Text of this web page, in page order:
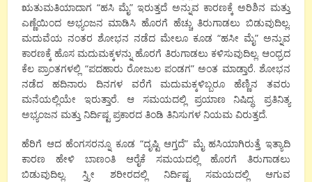
ಋತುಮತಿಯಾದಾಗ “ಹಸಿ ಮೈ” ಇರುತ್ತದೆ ಅನ್ನುವ ಕಾರಣಕ್ಕೆ ಅರಿಶಿನ ಮತ್ತು
ಎಣ್ಣೆಯಿಂದ ಅಭ್ಯಂಜನ ಮಾಡಿಸಿ ಹೊರಗೆ ಹೆಚ್ಚು ತಿರುಗಾಡಲು ಬಿಡುವುದಿಲ್ಲ.
ಮದುವೆಯ ನಂತರ ಶೋಭನ ನಡೆದ ಮೇಲೂ ಕೂಡ “ಹಸೀ ಮೈ” ಅನ್ನುವ
ಕಾರಣಕ್ಕೆ ಹೊಸ ಮದುಮಕ್ಕಳನ್ನು ಹೊರಗೆ ತಿರುಗಾಡಲು ಕಳಿಸುವುದಿಲ್ಲ. ಆಂಧ್ರದ
ಕೆಲ ಪ್ರಾಂತಗಳಲ್ಲಿ “ಪದಹಾರು ರೋಜುಲ ಪಂಡಗ” ಅಂತ ಮಾಡ್ತಾರೆ. ಶೋಭನ
ನಡೆದ ಹದಿನಾರು ದಿನಗಳ ವರೆಗೆ ಮದುಮಕ್ಕಳಿಬ್ಬರೂ ಹೆಣ್ಣಿನ ತವರು
ಮನೆಯಲ್ಲಿಯೇ ಇರುತ್ತಾರೆ. ಆ ಸಮಯದಲ್ಲಿ ಪ್ರಯಾಣ ನಿಷಿದ್ಧ. ಪ್ರತಿನಿತ್ಯ
ಅಭ್ಯಂಜನ ಮತ್ತು ನಿರ್ದಿಷ್ಟ ಪ್ರಕಾರದ ತಿಂಡಿ ತಿನಿಸುಗಳ ನಿಯಮ ವಿರುತ್ತದೆ.
ಹೆರಿಗೆ ಆದ ಹೆಂಗಸರನ್ನೂ ಕೂಡ “ದೃಷ್ಟಿ ಆಗ್ತದೆ” ಮೈ ಹಸಿಯಾಗಿರುತ್ತೆ ಇತ್ಯಾದಿ
ಕಾರಣ ಹೇಳಿ ಬಾಣಂತಿ ಆರೈಕೆ ಸಮಯದಲ್ಲಿ ಹೊರಗೆ ತಿರುಗಾಡಲು
ಬಿಡುವುದಿಲ್ಲ. ಸ್ತ್ರೀ ಶರೀರದಲ್ಲಿ ನಿರ್ದಿಷ್ಟ ಸಮಯದಲ್ಲಿ ಆಗುವ